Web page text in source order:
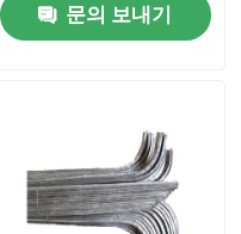
문의 보내기